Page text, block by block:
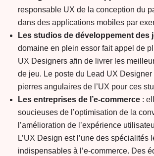
responsable UX de la conception du
dans des applications mobiles par
Les studios de développement des
domaine en plein essor fait appel de
UX Designers afin de livrer les
de jeu. Le poste du Lead UX Designer
pierres angulaires de l’UX pour ces
Les entreprises de l’e-commerce :
soucieuses de l’optimisation de la
l’amélioration de l’expérience
L’UX Design est l’une des spécialités
indispensables à l’e-commerce. Des